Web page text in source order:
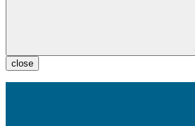
close